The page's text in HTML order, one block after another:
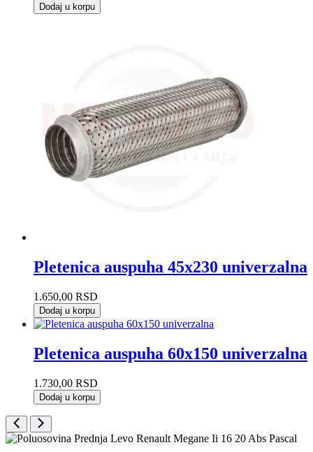
Dodaj u korpu
Pletenica auspuha 45x230 univerzalna
1.650,00 RSD
Dodaj u korpu
Pletenica auspuha 60x150 univerzalna
1.730,00 RSD
Dodaj u korpu